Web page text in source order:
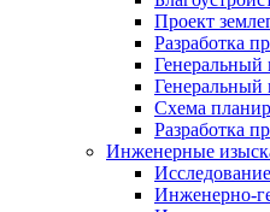
Проект
Разработка
Генеральный
Генеральный
Схема
Разработка
Инженерные
Инженерно-